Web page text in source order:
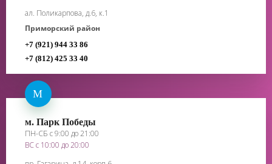
ал. Поликарпова, д.6, к.1
Приморский район
+7 (921) 944 33 86
+7 (812) 425 33 40
М
м. Парк Победы
ПН-СБ с 9:00 до 21:00
ВС с 10:00 до 20:00